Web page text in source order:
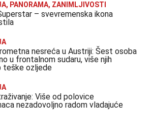
, PANORAMA, ZANIMLJIVOSTI
– svevremenska ikona
nesreća u Austriji: Šest osoba
u frontalnom sudaru, više njih
teške ozljede
Više od polovice
nezadovoljno radom vladajuće